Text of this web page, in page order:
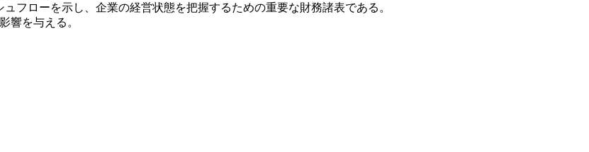
フローを示し、企業の経営状態を把握するための重要な財務諸表である。
響を与える。